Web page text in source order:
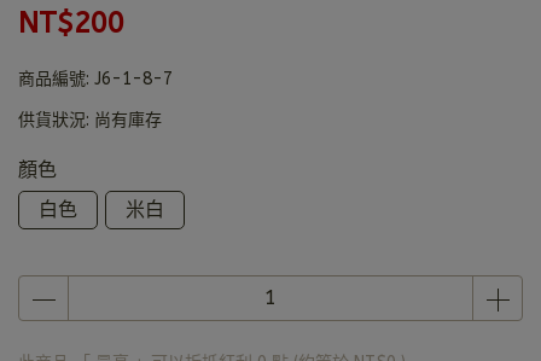
NT$200
商品編號: J6-1-8-7
供貨狀況: 尚有庫存
顏色
白色
米白